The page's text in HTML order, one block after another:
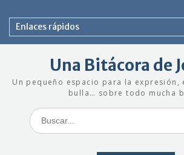
contenido
Enlaces rápidos
Una Bitácora de
Un pequeño espacio para la expresión,
bulla… sobre todo mucha
Buscar: